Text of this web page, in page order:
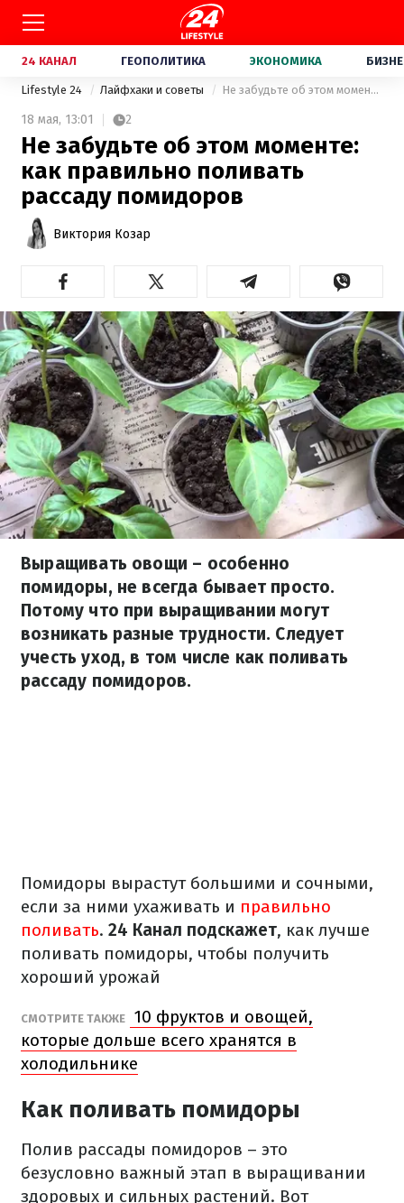
24 КАНАЛ ГЕОПОЛИТИКА ЭКОНОМИКА
Lifestyle 24 Лайфхаки и советы Не забудьте об этом моменте: как правильно поливать рассаду помидоров
18 мая, 13:01 2
Не забудьте об этом моменте:
как правильно поливать
рассаду помидоров
Виктория Козар
Выращивать овощи – особенно
помидоры, не всегда бывает просто.
Потому что при выращивании могут
возникать разные трудности. Следует
учесть уход, в том числе как поливать
рассаду помидоров.
Помидоры вырастут большими и сочными,
если за ними ухаживать и правильно
поливать. 24 Канал подскажет, как лучше
поливать помидоры, чтобы получить
хороший урожай
СМОТРИТЕ ТАКЖЕ
10 фруктов и овощей,
которые дольше всего хранятся в
холодильнике
Как поливать помидоры
Полив рассады помидоров – это
безусловно важный этап в выращивании
здоровых и сильных растений. Вот